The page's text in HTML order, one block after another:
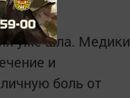
уже шла. Медики
и
боль от